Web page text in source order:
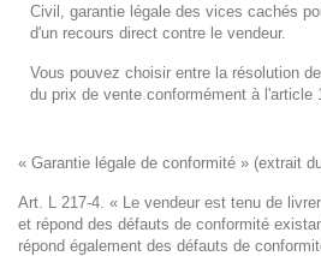
Civil, garantie légale des vices cachés
d'un recours direct contre le vendeur.
Vous pouvez choisir entre la résolution
du prix de vente conformément à l'article
« Garantie légale de conformité » (extrait
Art. L 217-4. « Le vendeur est tenu de
et répond des défauts de conformité
répond également des défauts de